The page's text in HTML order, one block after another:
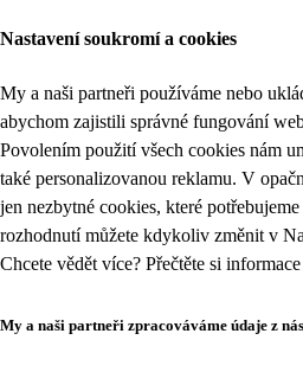
Nastavení soukromí a cookies
My a naši partneři používáme nebo
abychom zajistili správné fungování
Povolením použití všech cookies nám
také personalizovanou reklamu. V
jen nezbytné cookies, které
rozhodnutí můžete kdykoliv změnit v
Chcete vědět více? Přečtěte si
My a naši partneři zpracováváme údaje z